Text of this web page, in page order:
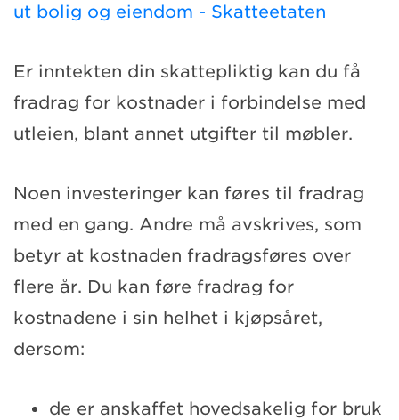
ut bolig og eiendom - Skatteetaten
Er inntekten din skattepliktig kan du få
fradrag for kostnader i forbindelse med
utleien, blant annet utgifter til møbler.
Noen investeringer kan føres til fradrag
med en gang. Andre må avskrives, som
betyr at kostnaden fradragsføres over
flere år. Du kan føre fradrag for
kostnadene i sin helhet i kjøpsåret,
dersom:
de er anskaffet hovedsakelig for bruk